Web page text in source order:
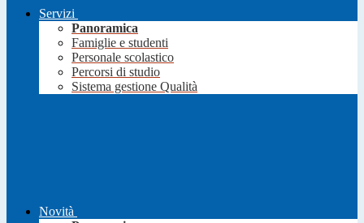
Servizi
Panoramica
Famiglie e studenti
Personale scolastico
Percorsi di studio
Sistema gestione Qualità
Novità